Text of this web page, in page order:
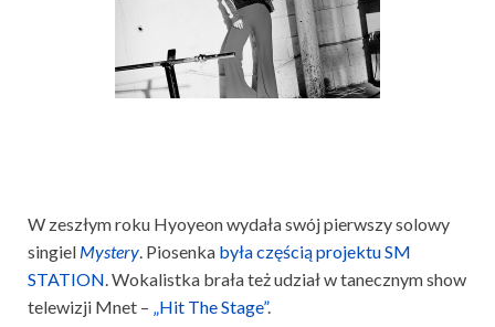
W zeszłym roku Hyoyeon wydała swój pierwszy solowy
singiel Mystery. Piosenka była częścią projektu SM
STATION. Wokalistka brała też udział w tanecznym show
telewizji Mnet – „Hit The Stage”.